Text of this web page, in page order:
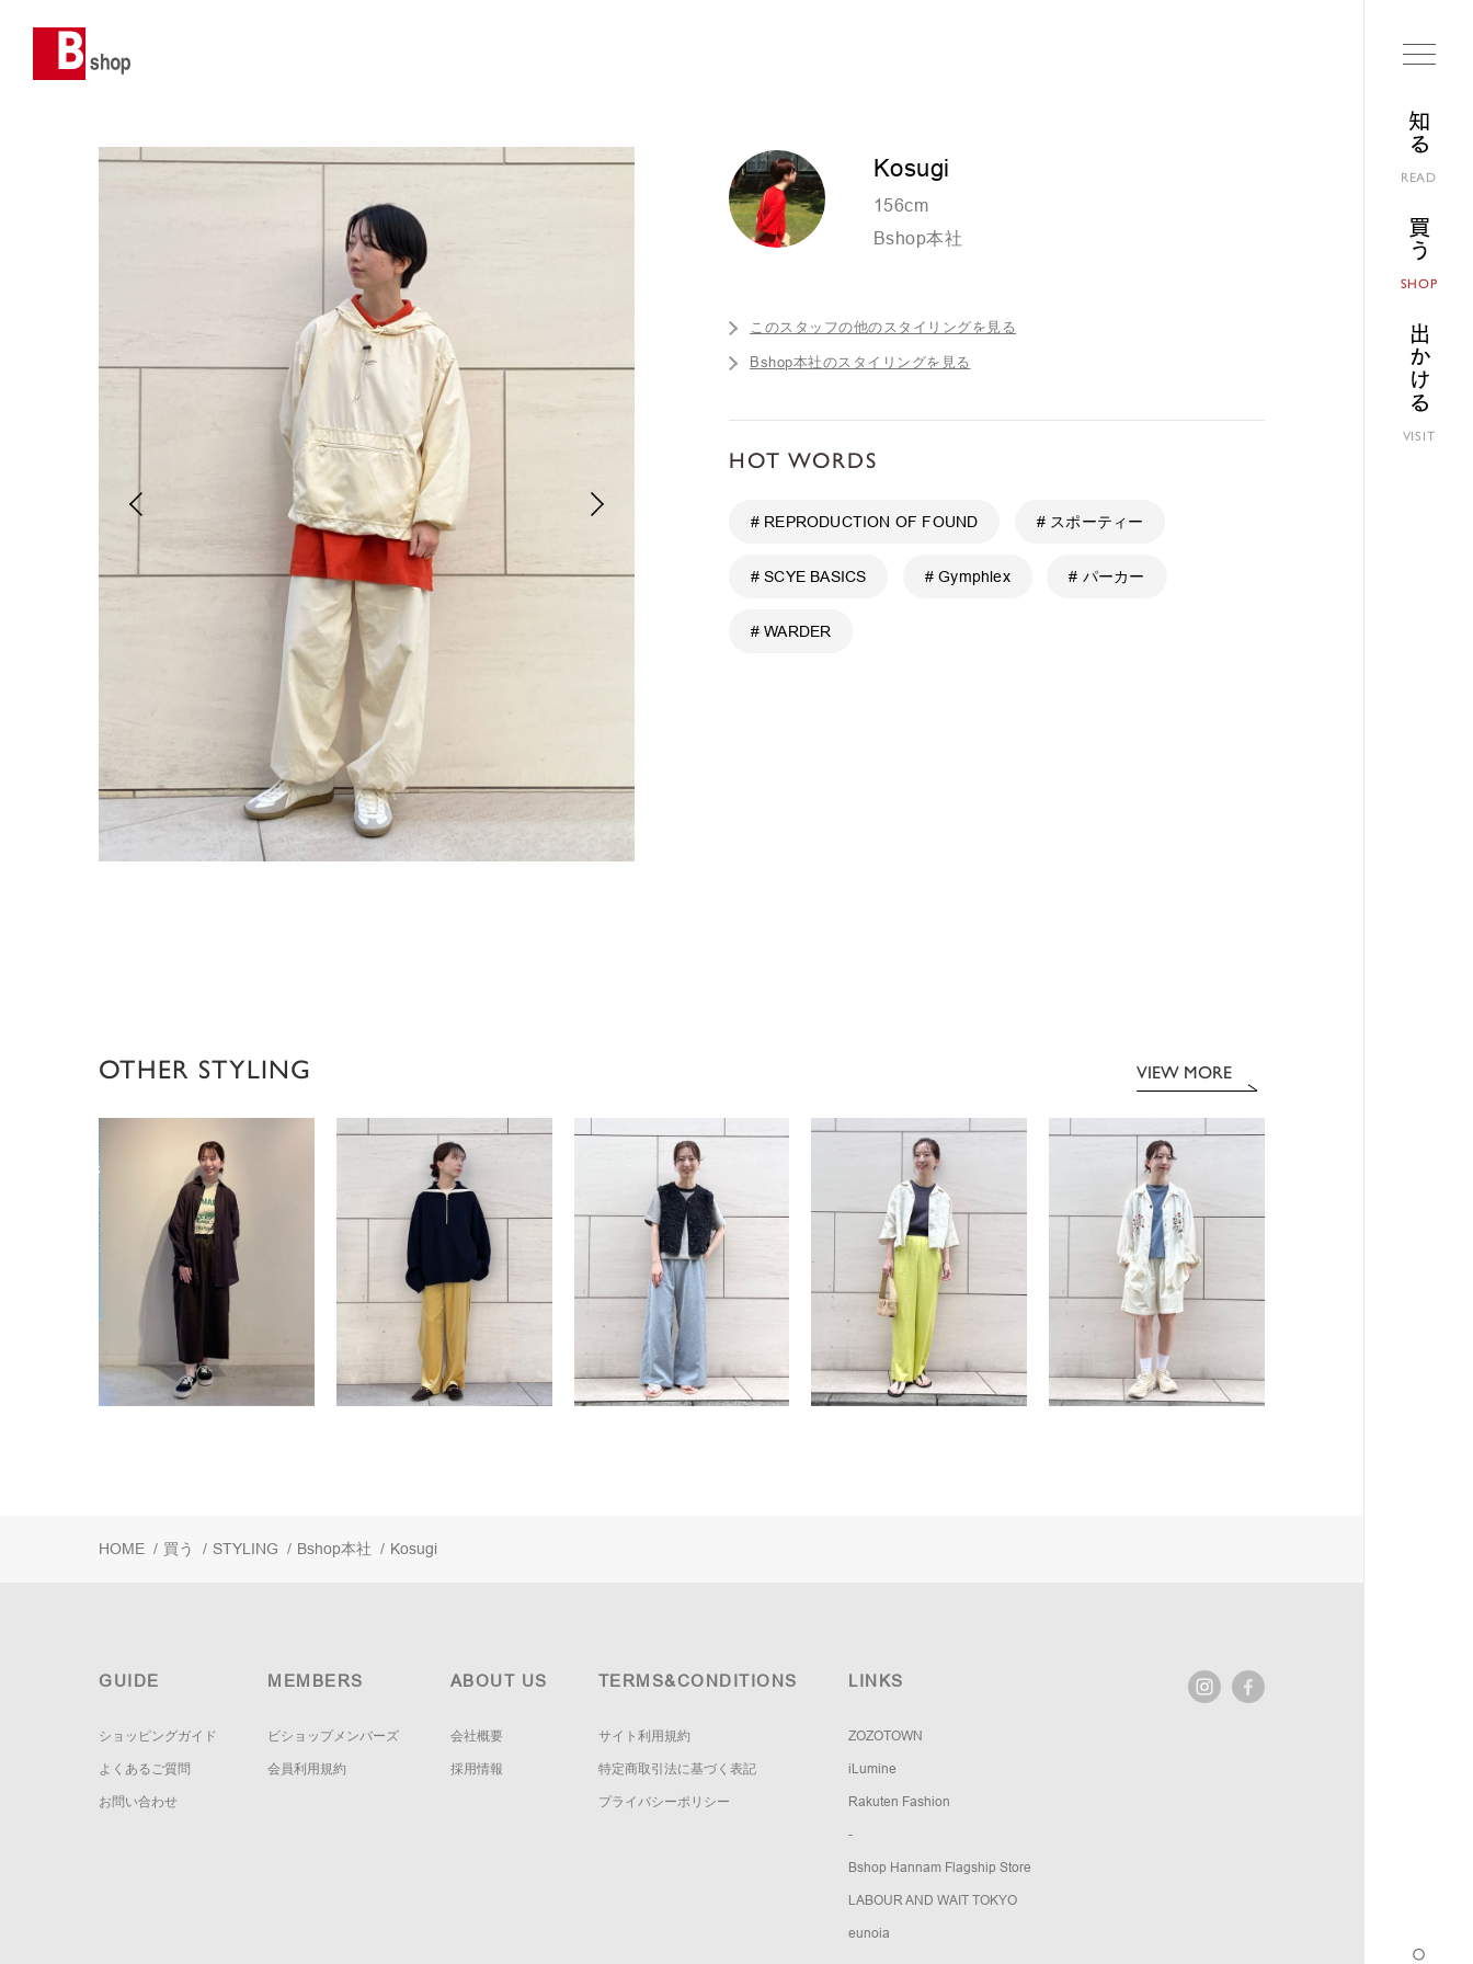
知る
READ
買う
SHOP
出かける
VISIT
Kosugi
156cm
Bshop本社
このスタッフの他のスタイリングを見る
Bshop本社のスタイリングを見る
HOT WORDS
# REPRODUCTION OF FOUND # スポーティー
# SCYE BASICS # Gymphlex # パーカー
# WARDER
OTHER STYLING VIEW MORE
HOME / 買う / STYLING / Bshop本社 / Kosugi
GUIDE
ショッピングガイド
よくあるご質問
お問い合わせ
MEMBERS
ビショップメンバーズ
会員利用規約
ABOUT US
会社概要
採用情報
TERMS&CONDITIONS
サイト利用規約
特定商取引法に基づく表記
プライバシーポリシー
LINKS
ZOZOTOWN
iLumine
Rakuten Fashion
-
Bshop Hannam Flagship Store
LABOUR AND WAIT TOKYO
eunoia